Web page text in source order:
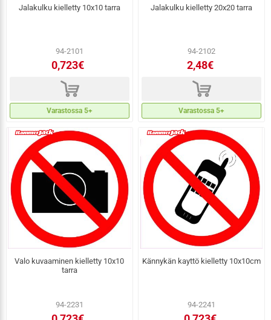
Jalakulku kielletty 10x10 tarra
94-2101
0,723€
d
Varastossa 5+
Jalakulku kielletty 20x20 tarra
94-2102
2,48€
d
Varastossa 5+
Valo kuvaaminen kielletty 10x10
tarra
94-2231
Kännykän kayttö kielletty 10x10cm
94-2241